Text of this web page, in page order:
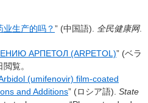
生产的吗？” (中国語). 全民健康网.
АРПЕТОЛ (ARPETOL)” (ベラ
閲覧。
(umifenovir) film-coated
and Additions” (ロシア語). State